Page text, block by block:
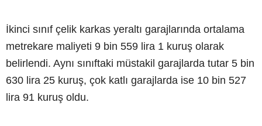
İkinci sınıf çelik karkas yeraltı garajlarında ortalama
metrekare maliyeti 9 bin 559 lira 1 kuruş olarak
belirlendi. Aynı sınıftaki müstakil garajlarda tutar 5 bin
630 lira 25 kuruş, çok katlı garajlarda ise 10 bin 527
lira 91 kuruş oldu.